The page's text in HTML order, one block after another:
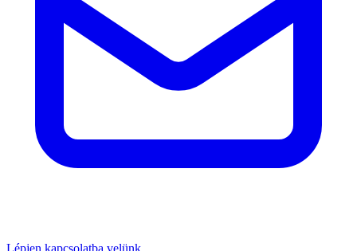
Lépjen kapcsolatba velünk